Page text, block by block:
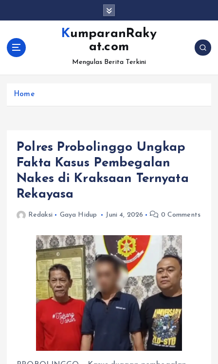
KumparanRaky
at.com
Mengulas Berita Terkini
Home
Polres Probolinggo Ungkap
Fakta Kasus Pembegalan
Nakes di Kraksaan Ternyata
Rekayasa
Redaksi Gaya Hidup Juni 4, 2026 0 Comments